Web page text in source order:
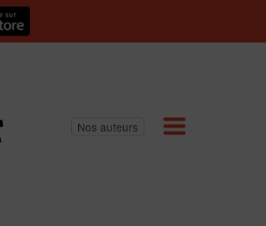
Nos auteurs